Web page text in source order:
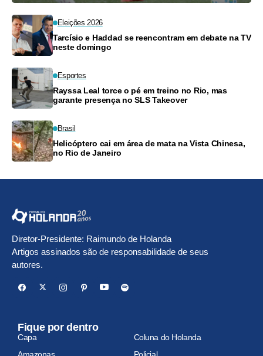
Eleições 2026
Tarcísio e Haddad se reencontram em debate na TV
neste domingo
Esportes
Rayssa Leal torce o pé em treino no Rio, mas
garante presença no SLS Takeover
Brasil
Helicóptero cai em área de mata na Vista Chinesa,
no Rio de Janeiro
Diretor-Presidente: Raimundo de Holanda
Artigos assinados são de responsabilidade de seus
autores.
Fique por dentro
Capa
Coluna do Holanda
Amazonas
Policial